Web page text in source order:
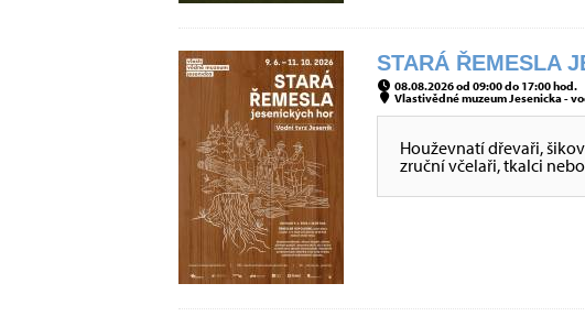
STARÁ ŘEMESLA
08.08.2026 od 09:00 do 17:00 hod.
Vlastivědné muzeum Jesenicka -
Houževnatí dřevaři,
zruční včelaři, tkalci